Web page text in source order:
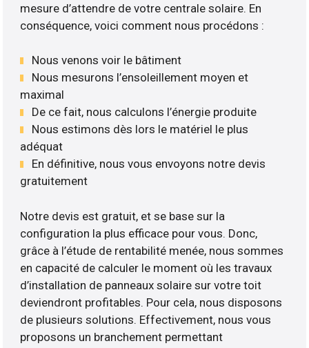
mesure d’attendre de votre centrale solaire. En
conséquence, voici comment nous procédons :
Nous venons voir le bâtiment
Nous mesurons l’ensoleillement moyen et
maximal
De ce fait, nous calculons l’énergie produite
Nous estimons dès lors le matériel le plus
adéquat
En définitive, nous vous envoyons notre devis
gratuitement
Notre devis est gratuit, et se base sur la
configuration la plus efficace pour vous. Donc,
grâce à l’étude de rentabilité menée, nous sommes
en capacité de calculer le moment où les travaux
d’installation de panneaux solaire sur votre toit
deviendront profitables. Pour cela, nous disposons
de plusieurs solutions. Effectivement, nous vous
proposons un branchement permettant